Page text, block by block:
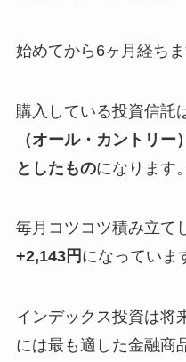
始めてから6ヶ月経ちま
購入している投資信託
（オール・カントリ
としたものになります。
毎月コツコツ積み立て
+2,143円 になっていま
インデックス投資は将
には最も適した金融商